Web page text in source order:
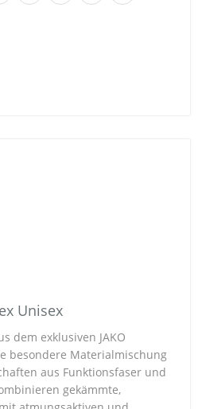
Unisex
dem exklusiven JAKO
besondere Materialmischung
aus Funktionsfaser und
gekämmte,